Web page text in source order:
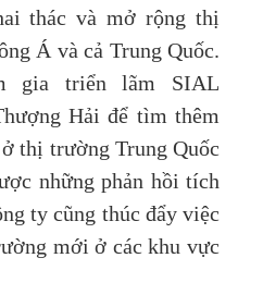
thác và mở rộng thị
Á và cả Trung Quốc.
gia triển lãm SIAL
Hải để tìm thêm
thị trường Trung Quốc
những phản hồi tích
ty cũng thúc đẩy việc
mới ở các khu vực